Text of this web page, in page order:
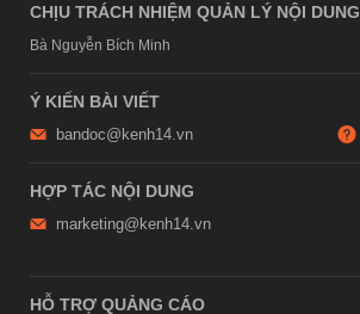
CHỊU TRÁCH NHIỆM QUẢN LÝ NỘI DUNG
Bà Nguyễn Bích Minh
Ý KIẾN BÀI VIẾT
bandoc@kenh14.vn
HỢP TÁC NỘI DUNG
marketing@kenh14.vn
HỖ TRỢ QUẢNG CÁO